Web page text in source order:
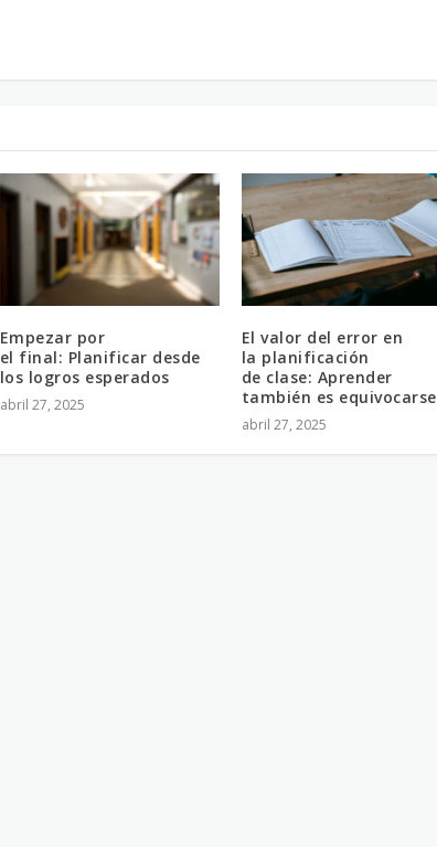
Empezar por
el final: Planificar desde
los logros esperados
abril 27, 2025
El valor del error en
la planificación
de clase: Aprender
también es equivocarse
abril 27, 2025